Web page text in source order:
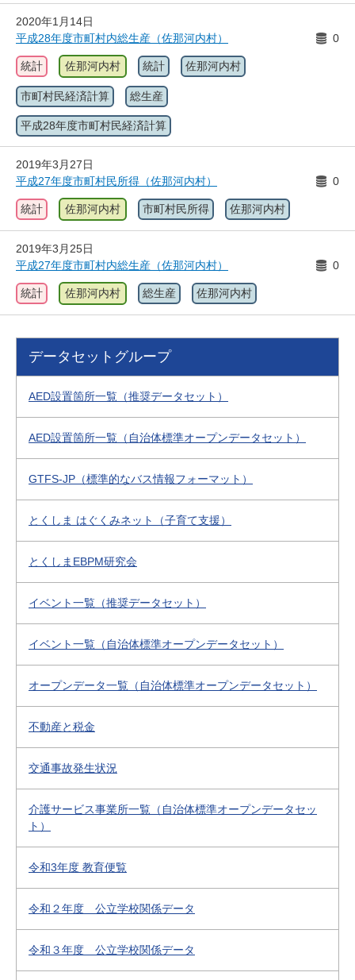
2020年1月14日
平成28年度市町村内総生産（佐那河内村）
0
統計 佐那河内村 統計 佐那河内村
市町村民経済計算 総生産
平成28年度市町村民経済計算
2019年3月27日
平成27年度市町村民所得（佐那河内村）
0
統計 佐那河内村 市町村民所得 佐那河内村
2019年3月25日
平成27年度市町村内総生産（佐那河内村）
0
統計 佐那河内村 総生産 佐那河内村
データセットグループ
AED設置箇所一覧（推奨データセット）
AED設置箇所一覧（自治体標準オープンデータセット）
GTFS-JP（標準的なバス情報フォーマット）
とくしま はぐくみネット（子育て支援）
とくしまEBPM研究会
イベント一覧（推奨データセット）
イベント一覧（自治体標準オープンデータセット）
オープンデータ一覧（自治体標準オープンデータセット）
不動産と税金
交通事故発生状況
介護サービス事業所一覧（自治体標準オープンデータセッ
ト）
令和3年度 教育便覧
令和２年度 公立学校関係データ
令和３年度 公立学校関係データ